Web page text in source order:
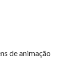
de animação